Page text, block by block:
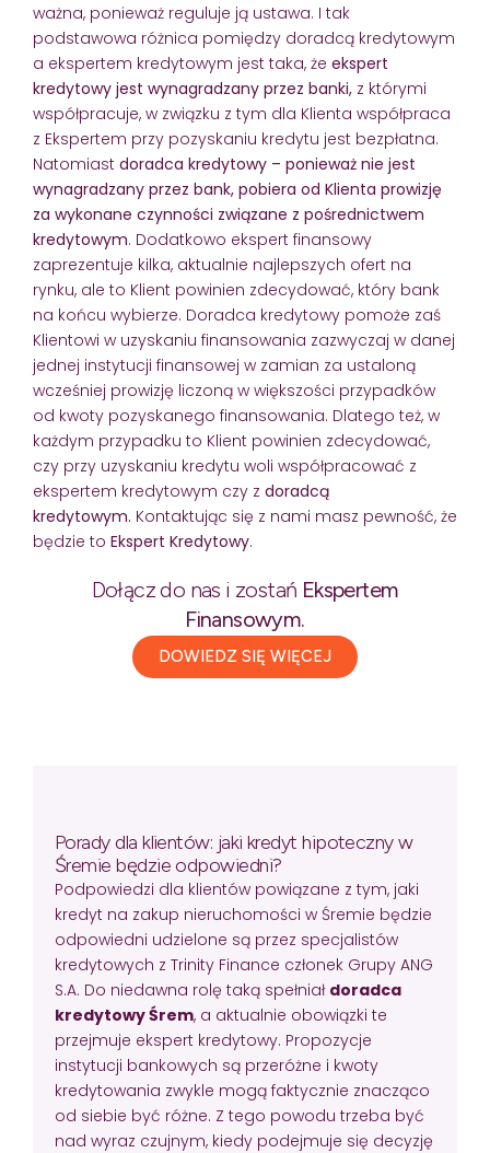
ważna, ponieważ reguluje ją ustawa. I tak
podstawowa różnica pomiędzy doradcą kredytowym
a ekspertem kredytowym jest taka, że ekspert
kredytowy jest wynagradzany przez banki, z którymi
współpracuje, w związku z tym dla Klienta współpraca
z Ekspertem przy pozyskaniu kredytu jest bezpłatna.
Natomiast doradca kredytowy – ponieważ nie jest
wynagradzany przez bank, pobiera od Klienta prowizję
za wykonane czynności związane z pośrednictwem
kredytowym. Dodatkowo ekspert finansowy
zaprezentuje kilka, aktualnie najlepszych ofert na
rynku, ale to Klient powinien zdecydować, który bank
na końcu wybierze. Doradca kredytowy pomoże zaś
Klientowi w uzyskaniu finansowania zazwyczaj w danej
jednej instytucji finansowej w zamian za ustaloną
wcześniej prowizję liczoną w większości przypadków
od kwoty pozyskanego finansowania. Dlatego też, w
każdym przypadku to Klient powinien zdecydować,
czy przy uzyskaniu kredytu woli współpracować z
ekspertem kredytowym czy z doradcą
kredytowym. Kontaktując się z nami masz pewność, że
będzie to Ekspert Kredytowy.
Dołącz do nas i zostań Ekspertem
Finansowym.
DOWIEDZ SIĘ WIĘCEJ
Porady dla klientów: jaki kredyt hipoteczny w
Śremie będzie odpowiedni?
Podpowiedzi dla klientów powiązane z tym, jaki
kredyt na zakup nieruchomości w Śremie będzie
odpowiedni udzielone są przez specjalistów
kredytowych z Trinity Finance członek Grupy ANG
S.A. Do niedawna rolę taką spełniał doradca
kredytowy Śrem, a aktualnie obowiązki te
przejmuje ekspert kredytowy. Propozycje
instytucji bankowych są przeróżne i kwoty
kredytowania zwykle mogą faktycznie znacząco
od siebie być różne. Z tego powodu trzeba być
nad wyraz czujnym, kiedy podejmuje się decyzję